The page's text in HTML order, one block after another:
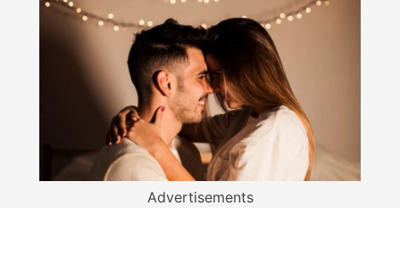
Advertisements